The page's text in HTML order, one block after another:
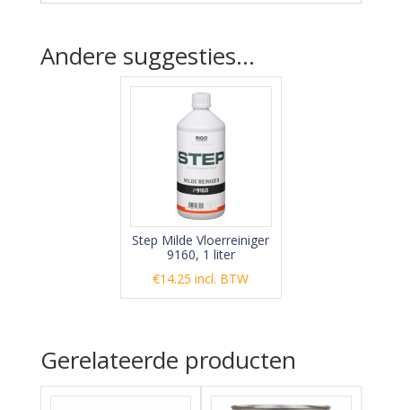
Andere suggesties…
Step Milde Vloerreiniger
9160, 1 liter
€14.25 incl. BTW
Gerelateerde producten